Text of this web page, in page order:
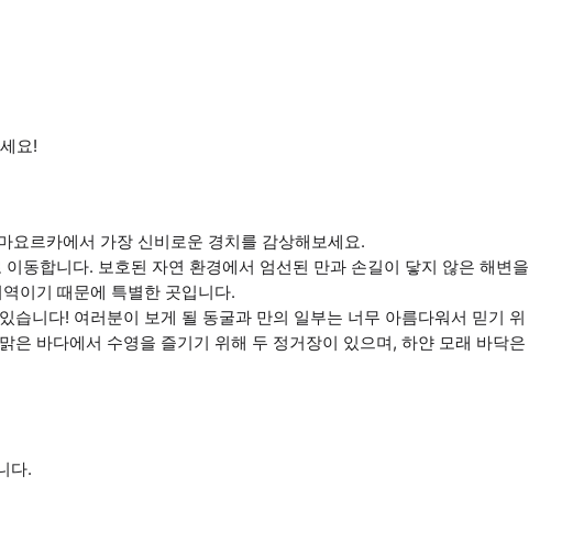
요!
르카에서 가장 신비로운 경치를 감상해보세요.
동합니다. 보호된 자연 환경에서 엄선된 만과 손길이 닿지 않은 해변을
이기 때문에 특별한 곳입니다.
습니다! 여러분이 보게 될 동굴과 만의 일부는 너무 아름다워서 믿기 위
은 바다에서 수영을 즐기기 위해 두 정거장이 있으며, 하얀 모래 바닥은
다.